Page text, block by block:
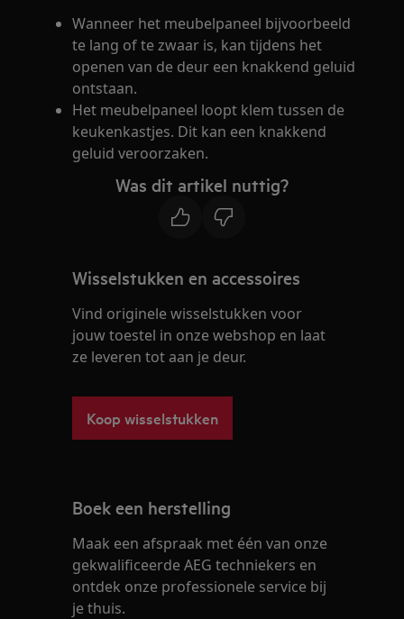
Wanneer het meubelpaneel bijvoorbeeld
te lang of te zwaar is, kan tijdens het
openen van de deur een knakkend geluid
ontstaan.
Het meubelpaneel loopt klem tussen de
keukenkastjes. Dit kan een knakkend
geluid veroorzaken.
Was dit artikel nuttig?
Wisselstukken en accessoires
Vind originele wisselstukken voor
jouw toestel in onze webshop en laat
ze leveren tot aan je deur.
Koop wisselstukken
Boek een herstelling
Maak een afspraak met één van onze
gekwalificeerde AEG techniekers en
ontdek onze professionele service bij
je thuis.